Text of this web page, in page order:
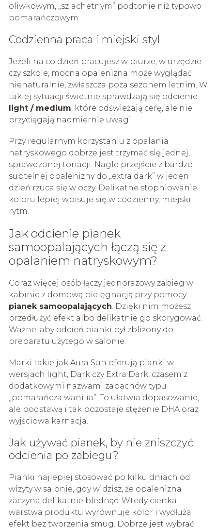
oliwkowym, „szlachetnym” podtonie niż typowo
pomarańczowym.
Codzienna praca i miejski styl
Jeżeli na co dzień pracujesz w biurze, w urzędzie
czy szkole, mocna opalenizna może wyglądać
nienaturalnie, zwłaszcza poza sezonem letnim. W
takiej sytuacji świetnie sprawdzają się odcienie
light / medium, które odświeżają cerę, ale nie
przyciągają nadmiernie uwagi.
Przy regularnym korzystaniu z opalania
natryskowego dobrze jest trzymać się jednej,
sprawdzonej tonacji. Nagle przejście z bardzo
subtelnej opalenizny do „extra dark” w jeden
dzień rzuca się w oczy. Delikatne stopniowanie
koloru lepiej wpisuje się w codzienny, miejski
rytm.
Jak odcienie pianek
samoopalających łączą się z
opalaniem natryskowym?
Coraz więcej osób łączy jednorazowy zabieg w
kabinie z domową pielęgnacją przy pomocy
pianek samoopalających. Dzięki nim możesz
przedłużyć efekt albo delikatnie go skorygować.
Ważne, aby odcień pianki był zbliżony do
preparatu użytego w salonie.
Marki takie jak Aura Sun oferują pianki w
wersjach light, Dark czy Extra Dark, czasem z
dodatkowymi nazwami zapachów typu
„pomarańcza wanilia”. To ułatwia dopasowanie,
ale podstawą i tak pozostaje stężenie DHA oraz
wyjściowa karnacja.
Jak używać pianek, by nie zniszczyć
odcienia po zabiegu?
Pianki najlepiej stosować po kilku dniach od
wizyty w salonie, gdy widzisz, że opalenizna
zaczyna delikatnie blednąć. Wtedy cienka
warstwa produktu wyrównuje kolor i wydłuża
efekt bez tworzenia smug. Dobrze jest wybrać